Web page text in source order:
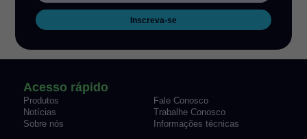
Inscreva-se
Acesso rápido
Produtos
Fale Conosco
Notícias
Trabalhe Conosco
Sobre nós
Informações técnicas